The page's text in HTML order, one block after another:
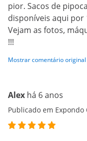
pior. Sacos de
disponíveis aqui por
Vejam as fotos,
!!!
Mostrar comentário original
Alex há 6 anos
Publicado em Expondo